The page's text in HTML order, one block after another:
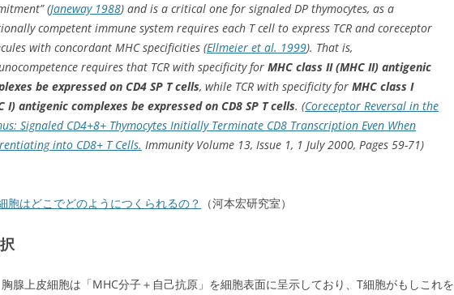
(Janeway 1988) and is a critical one for signaled DP thymocytes, as a
competent immune system requires each T cell to express TCR and coreceptor
with concordant MHC specificities (Ellmeier et al. 1999). That is,
requires that TCR with specificity for MHC class II (MHC II) antigenic
be expressed on CD4 SP T cells, while TCR with specificity for MHC class I
I) antigenic complexes be expressed on CD8 SP T cells. (Coreceptor Reversal in the
Signaled CD4+8+ Thymocytes Initially Terminate CD8 Transcription Even When
into CD8+ T Cells. Immunity Volume 13, Issue 1, 1 July 2000, Pages 59-71)
胞はどこでどのようにつくられるの？ （河本宏研究室）
腺上皮細胞は「MHC分子＋自己抗原」を細胞表面に呈示しており、T細胞がもしこれを